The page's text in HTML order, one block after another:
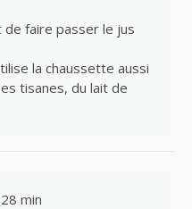
faire passer le jus
la chaussette aussi
tisanes, du lait de
min